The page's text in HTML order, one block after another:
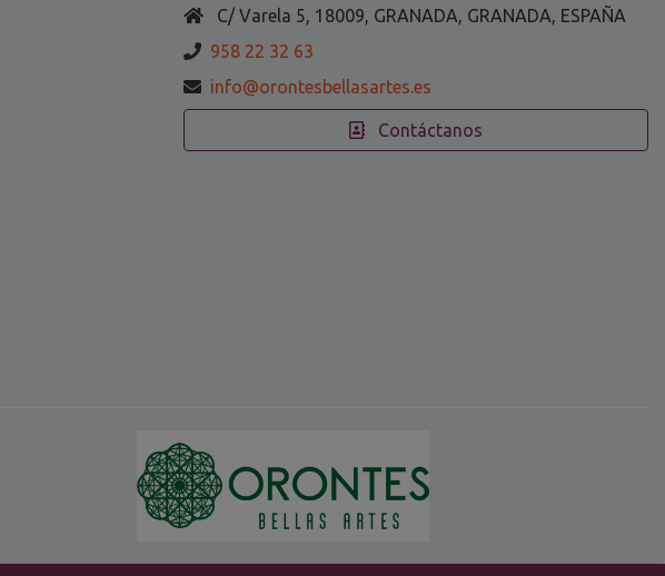
C/ Varela 5, 18009, GRANADA, GRANADA, ESPAÑA
958 22 32 63
info@orontesbellasartes.es
Contáctanos